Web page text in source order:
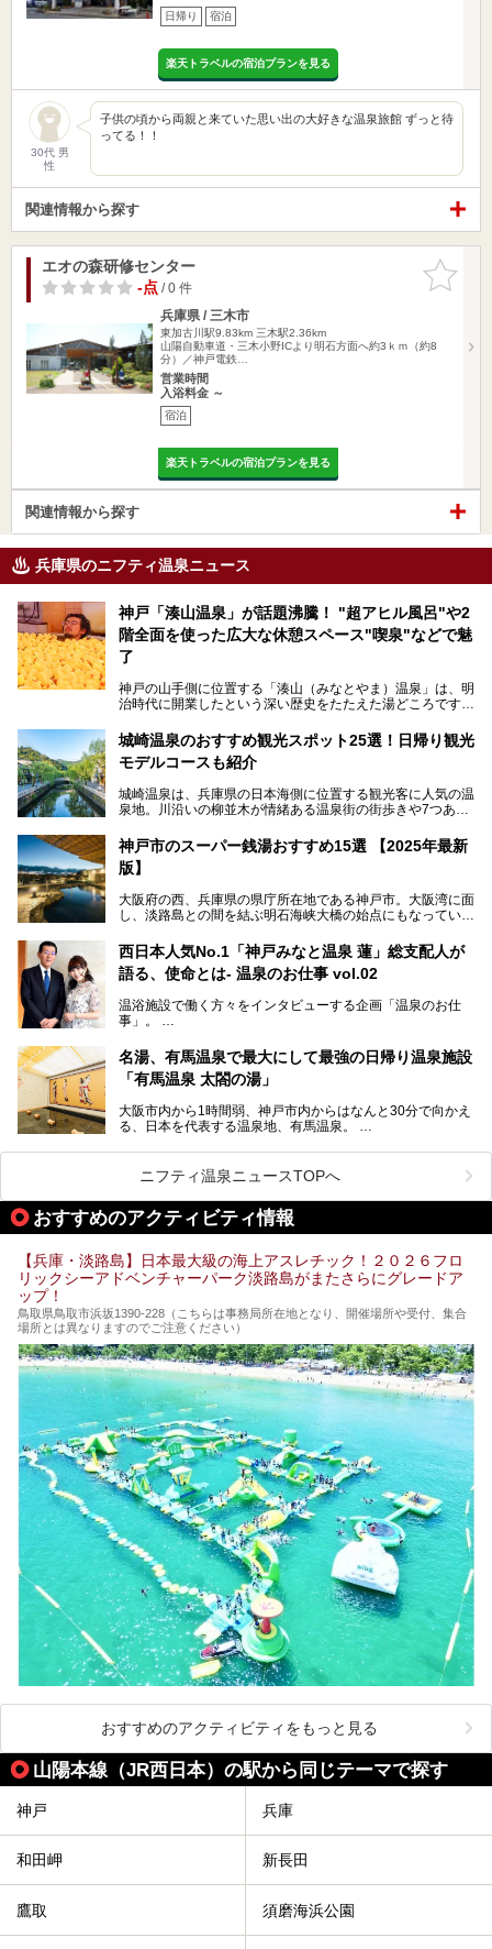
日帰り 宿泊
楽天トラベルの宿泊プランを見る
30代 男
性
子供の頃から両親と来ていた思い出の大好きな温泉旅館 ずっと待
ってる！！
関連情報から探す
お気に入
りに追加
エオの森研修センター
-点/ 0 件
兵庫県 / 三木市
東加古川駅9.83km 三木駅2.36km
山陽自動車道・三木小野ICより明石方面へ約3ｋｍ（約8
分）／神戸電鉄…
営業時間
入浴料金 ～
宿泊
楽天トラベルの宿泊プランを見る
関連情報から探す
兵庫県のニフティ温泉ニュース
神戸「湊山温泉」が話題沸騰！ "超アヒル風呂"や2
階全面を使った広大な休憩スペース"喫泉"などで魅
了
神戸の山手側に位置する「湊山（みなとやま）温泉」は、明
治時代に開業したという深い歴史をたたえた湯どころです。
っぱいに浮かぶアヒルちゃん。さらに、ゆったりくつろげて
コワーキングも可能な休憩スペースも人気に。斬新な企画や
設備で人々をアッと驚かせる湊山温泉の魅力をリポートしま
城崎温泉のおすすめ観光スポット25選！日帰り観光
モデルコースも紹介
城崎温泉は、兵庫県の日本海側に位置する観光客に人気の温
泉地。川沿いの柳並木が情緒ある温泉街の街歩きや7つある
られています。鉄道の駅から温泉街が近く、歩いて回るのに
ちょうどよい規模で、日帰りでの訪問にもおすすめです。
の観光スポットをピックアップ。温泉やご当地グルメなどを
盛り込んだ日帰り観光モデルコースも紹介しているので、ぜ
神戸市のスーパー銭湯おすすめ15選 【2025年最新
版】
大阪府の西、兵庫県の県庁所在地である神戸市。大阪湾に面
し、淡路島との間を結ぶ明石海峡大橋の始点にもなっていま
華街をはじめ、きらびやかに発展したハーバーランドなど、
人気観光スポットもめじろ押しです。
そして、温泉好きの視点から見ると、神戸市といえば何とい
湯です。そのお湯をリーズナブルに体験できる健康ランドや
スーパー銭湯があったら……。今回はそんな希望に沿う施設
きます！
西日本人気No.1「神戸みなと温泉 蓮」総支配人が
語る、使命とは- 温泉のお仕事 vol.02
温浴施設で働く方々をインタビューする企画「温泉のお仕
事」。
ング西日本1位、2年連続「ベストオブ宿泊賞」に輝いた
「神戸みなと温泉 蓮」の魅力に迫りました！
名湯、有馬温泉で最大にして最強の日帰り温泉施設
「有馬温泉 太閤の湯」
大阪市内から1時間弱、神戸市内からはなんと30分で向かえ
る、日本を代表する温泉地、有馬温泉。
有名な「金泉」と「銀泉」に加え、人工のの炭酸泉まで楽し
める、ある意味「最強」ともいえる施設です。
今回は自慢のお湯をメインにその魅力の数々を紹介します！
ニフティ温泉ニュースTOPへ
おすすめのアクティビティ情報
【兵庫・淡路島】日本最大級の海上アスレチック！２０２６フロ
リックシーアドベンチャーパーク淡路島がまたさらにグレードア
ップ！
鳥取県鳥取市浜坂1390‐228（こちらは事務局所在地となり、開催場所や受付、集合
場所とは異なりますのでご注意ください）
おすすめのアクティビティをもっと見る
山陽本線（JR西日本）の駅から同じテーマで探す
神戸 兵庫
和田岬 新長田
鷹取 須磨海浜公園